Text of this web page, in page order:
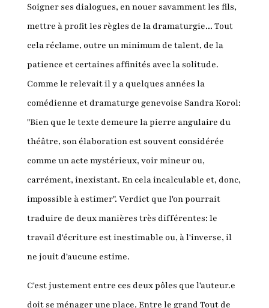
Soigner ses dialogues, en nouer savamment les fils,
mettre à profit les règles de la dramaturgie... Tout
cela réclame, outre un minimum de talent, de la
patience et certaines affinités avec la solitude.
Comme le relevait il y a quelques années la
comédienne et dramaturge genevoise Sandra Korol:
"Bien que le texte demeure la pierre angulaire du
théâtre, son élaboration est souvent considérée
comme un acte mystérieux, voir mineur ou,
carrément, inexistant. En cela incalculable et, donc,
impossible à estimer". Verdict que l'on pourrait
traduire de deux manières très différentes: le
travail d'écriture est inestimable ou, à l'inverse, il
ne jouit d'aucune estime.
C'est justement entre ces deux pôles que l'auteur.e
doit se ménager une place. Entre le grand Tout de